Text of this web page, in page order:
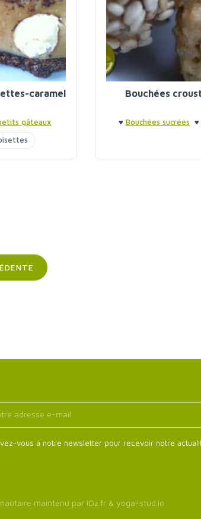
caramel
gâteaux
Bouchées
♥ Bouchées sucrées ♥
vous à notre newsletter pour recevoir notre
maintenu par iOz.fr & yoga-stud.io